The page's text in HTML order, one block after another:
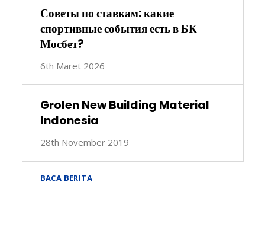
Советы по ставкам: какие
спортивные события есть в БК
Мосбет?
6th Maret 2026
Grolen New Building Material
Indonesia
28th November 2019
BACA BERITA